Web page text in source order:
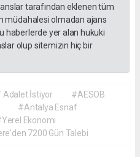
tarafından eklenen tüm
müdahalesi olmadan ajans
haberlerde yer alan hukuki
olup sitemizin hiç bir
Adalet İstiyor
#AESOB
#Antalya Esnaf
Ekonomi
7200 Gün Talebi